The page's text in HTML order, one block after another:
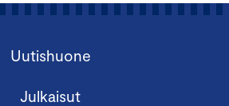
Uutishuone
Julkaisut